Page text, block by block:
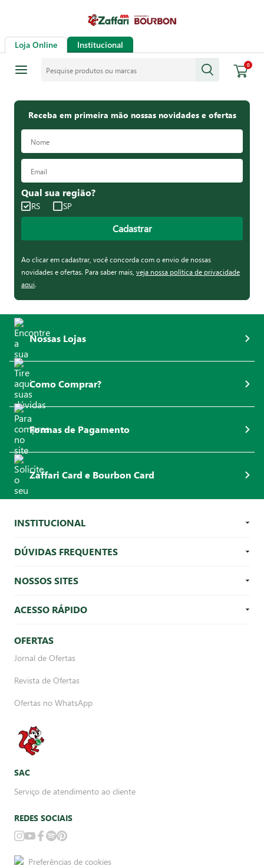
Loja Online Institucional
0
Receba em primeira mão nossas novidades e ofertas
Qual sua região?
RS SP
Cadastrar
Ao clicar em cadastrar, você concorda com o envio de nossas
novidades e ofertas. Para saber mais, veja nossa política de privacidade
aqui.
Nossas Lojas
Como Comprar?
Formas de Pagamento
Zaffari Card e Bourbon Card
INSTITUCIONAL
DÚVIDAS FREQUENTES
NOSSOS SITES
ACESSO RÁPIDO
OFERTAS
Jornal de Ofertas
Revista de Ofertas
Ofertas no WhatsApp
SAC
Serviço de atendimento ao cliente
REDES SOCIAIS
Preferências de cookies